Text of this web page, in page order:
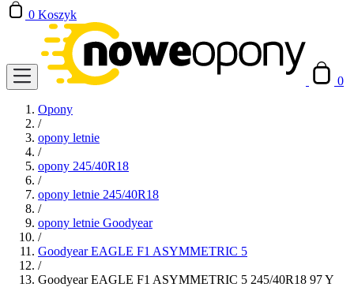
0 Koszyk
0
Opony
/
opony letnie
/
opony 245/40R18
/
opony letnie 245/40R18
/
opony letnie Goodyear
/
Goodyear EAGLE F1 ASYMMETRIC 5
/
Goodyear EAGLE F1 ASYMMETRIC 5 245/40R18 97 Y